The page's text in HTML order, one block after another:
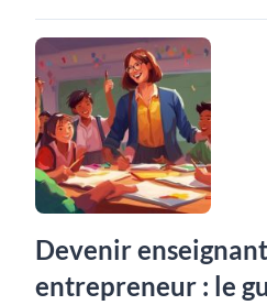
Devenir
entrepreneur : le